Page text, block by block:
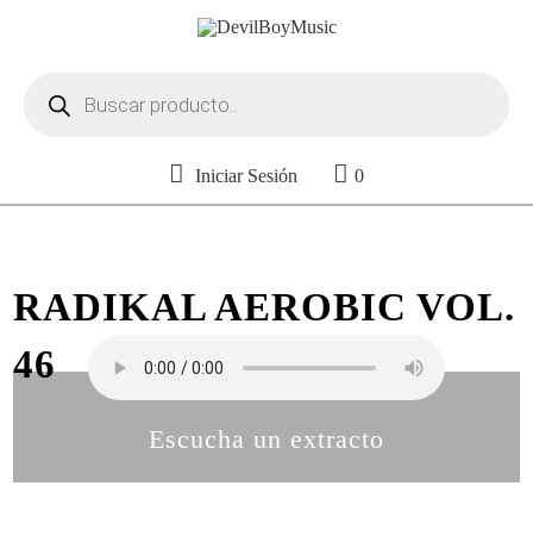
productos
Iniciar Sesión 0
RADIKAL AEROBIC VOL.
46
Escucha un extracto